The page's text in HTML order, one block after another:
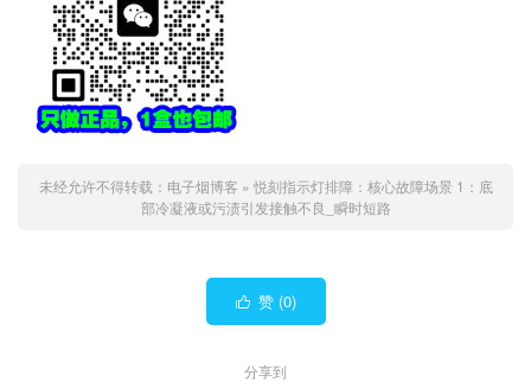
未经允许不得转载： 电子烟博客 » 悦刻指示灯排障：核心故障场景 1：底
部冷凝液或污渍引发接触不良_瞬时短路
 赞 (0)
分享到